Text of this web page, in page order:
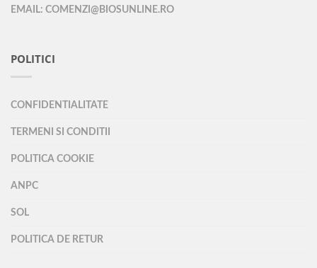
EMAIL: COMENZI@BIOSUNLINE.RO
POLITICI
CONFIDENTIALITATE
TERMENI SI CONDITII
POLITICA COOKIE
ANPC
SOL
POLITICA DE RETUR